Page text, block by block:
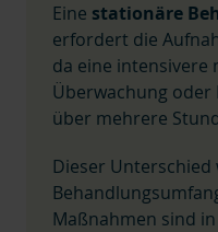
Eine stationäre
erfordert die
da eine intensivere
Überwachung oder
über mehrere
Dieser
Maßnahmen sind